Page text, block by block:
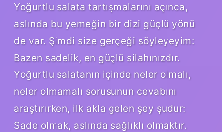
Yoğurtlu salata tartışmalarını açınca,
aslında bu yemeğin bir dizi güçlü yönü
de var. Şimdi size gerçeği söyleyeyim:
Bazen sadelik, en güçlü silahınızdır.
Yoğurtlu salatanın içinde neler olmalı,
neler olmamalı sorusunun cevabını
araştırırken, ilk akla gelen şey şudur:
Sade olmak, aslında sağlıklı olmaktır.